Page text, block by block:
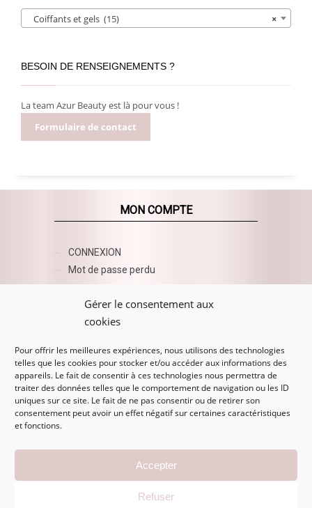
Gérer le consentement aux
cookies
Pour offrir les meilleures expériences, nous utilisons des technologies
telles que les cookies pour stocker et/ou accéder aux informations des
appareils. Le fait de consentir à ces technologies nous permettra de
traiter des données telles que le comportement de navigation ou les ID
uniques sur ce site. Le fait de ne pas consentir ou de retirer son
consentement peut avoir un effet négatif sur certaines caractéristiques
et fonctions.
Accepter
Refuser
×
Coiffants et gels (15)
BESOIN DE RENSEIGNEMENTS ?
La team Azur Beauty est là pour vous !
Formulaire de contact
MON COMPTE
CONNEXION
Mot de passe perdu
AZUR BEAUTY ESHOP